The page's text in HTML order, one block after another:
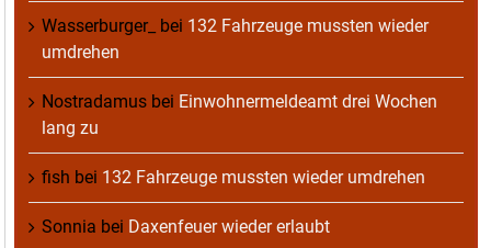
Wasserburger_ bei 132 Fahrzeuge mussten wieder
umdrehen
Nostradamus bei Einwohnermeldeamt drei Wochen
lang zu
fish bei 132 Fahrzeuge mussten wieder umdrehen
Sonnia bei Daxenfeuer wieder erlaubt